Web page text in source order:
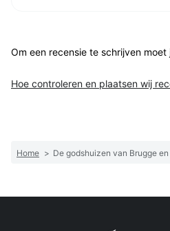
Om een recensie te schrijven moet
Hoe controleren en plaatsen wij
Home > De godshuizen van Brugge